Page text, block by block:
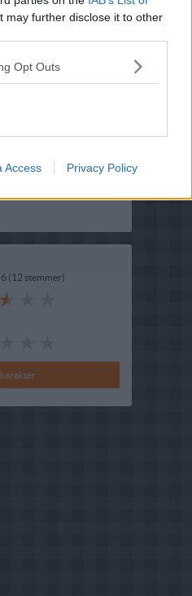
may further disclose it to other
Opt Outs
Access Privacy Policy
(12 stemmer)